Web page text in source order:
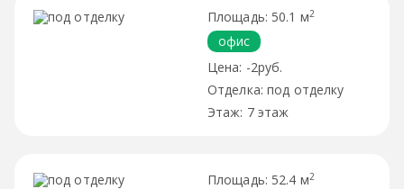
50.1 м2
офис
-2руб.
под отделку
7 этаж
52.4 м2